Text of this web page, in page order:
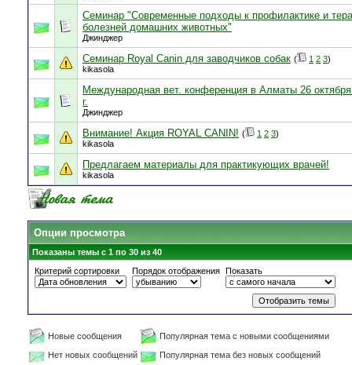
Семинар "Современные подходы к профилактике и
болезней домашних животных"
Джинджер
Семинар Royal Canin для заводчиков собак ( 1 2 3)
kikasola
Международная вет. конференция в Алматы 26
г.
Джинджер
Внимание! Акция ROYAL CANIN! ( 1 2 3)
kikasola
Предлагаем материалы для практикующих врачей!
kikasola
Опции просмотра
Показаны темы с 1 по 30 из 40
Критерий сортировки
Порядок отображения Показать
Новые сообщения
Популярная тема с новыми сообщениями
Нет новых сообщений
Популярная тема без новых сообщений